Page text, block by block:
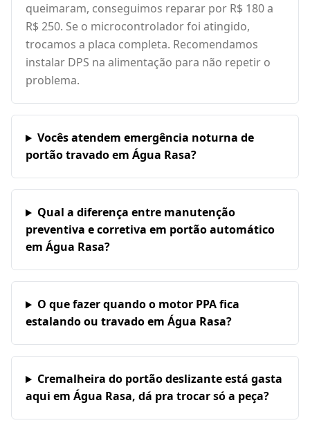
queimaram, conseguimos reparar por R$ 180 a
R$ 250. Se o microcontrolador foi atingido,
trocamos a placa completa. Recomendamos
instalar DPS na alimentação para não repetir o
problema.
Vocês atendem emergência noturna de
portão travado em Água Rasa?
Qual a diferença entre manutenção
preventiva e corretiva em portão automático
em Água Rasa?
O que fazer quando o motor PPA fica
estalando ou travado em Água Rasa?
Cremalheira do portão deslizante está gasta
aqui em Água Rasa, dá pra trocar só a peça?